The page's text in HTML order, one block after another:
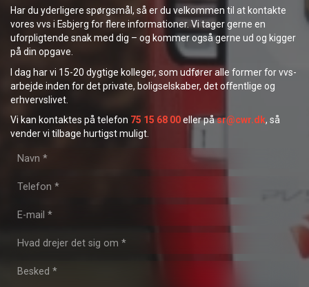
​Har du yderligere spørgsmål, så er du velkommen til at kontakte
vores vvs i Esbjerg for flere informationer. Vi tager gerne en
uforpligtende snak med dig – og kommer også gerne ud og kigger
på din opgave.
I dag har vi 15-20 dygtige kolleger, som udfører alle former for vvs-
arbejde inden for det private, boligselskaber, det offentlige og
erhvervslivet.
​Vi kan kontaktes på telefon 75 15 68 00eller påsr@cwr.dk, så
vender vi tilbage hurtigst muligt.​